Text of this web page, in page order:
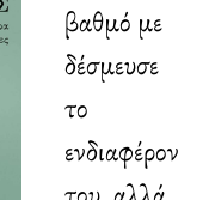
βαθμό με
δέσμευσε
το
ενδιαφέρον